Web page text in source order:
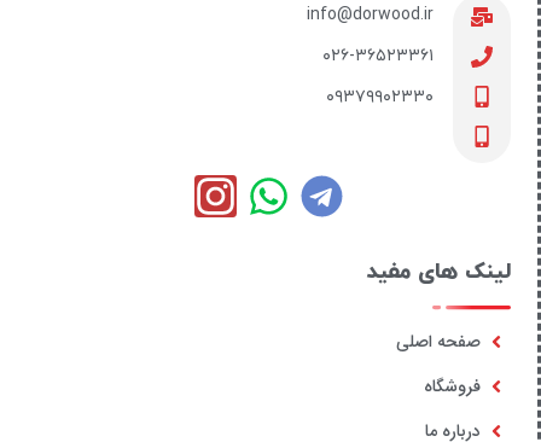
info@dorwood.ir
۰۲۶-۳۶۵۲۳۳۶۱
۰۹۳۷۹۹۰۲۳۳۰
لینک های مفید
صفحه اصلی
فروشگاه
درباره ما